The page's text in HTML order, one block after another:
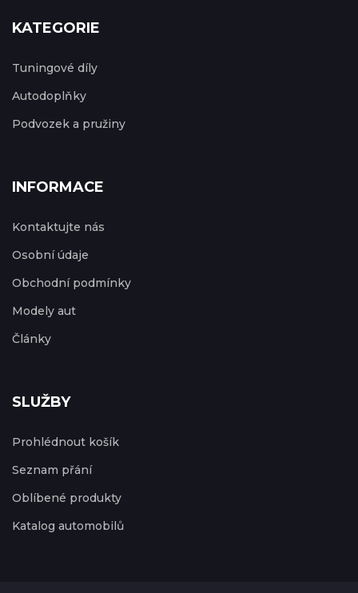
KATEGORIE
Tuningové díly
Autodoplňky
Podvozek a pružiny
INFORMACE
Kontaktujte nás
Osobní údaje
Obchodní podmínky
Modely aut
Články
SLUŽBY
Prohlédnout košík
Seznam přání
Oblíbené produkty
Katalog automobilů